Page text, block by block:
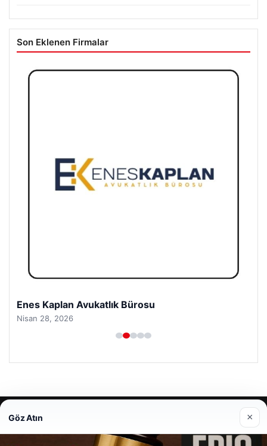
Son Eklenen Firmalar
Enes Kaplan Avukatlık Bürosu
Nisan 28, 2026
© 2026 Şimdi Haber- Gündemden Taze Bilgiler
Göz Atın
×